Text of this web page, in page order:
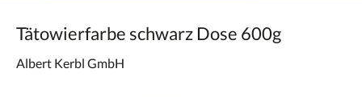
Tätowierfarbe schwarz Dose 600g
Albert Kerbl GmbH